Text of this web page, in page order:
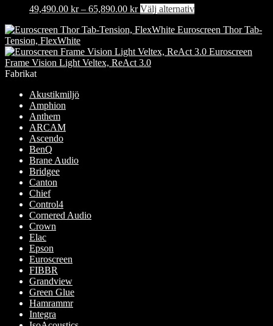
olika
alternativen
kan
på
49,490.00 kr – 65,890.00 krPrisintervall:
till
Välj alternativDen
produkten
flera
Euroscreen Thor Tab-
Tension, FlexWhite
Euroscreen
Frame Vision Light Veltex, ReAct 3.0
Fabrikat
Akustikmiljö
Amphion
Anthem
ARCAM
Ascendo
BenQ
Brane Audio
Bridgee
Canton
Chief
Control4
Cornered Audio
Crown
Elac
Epson
Euroscreen
FIBBR
Grandview
Green Glue
Hamrammr
Integra